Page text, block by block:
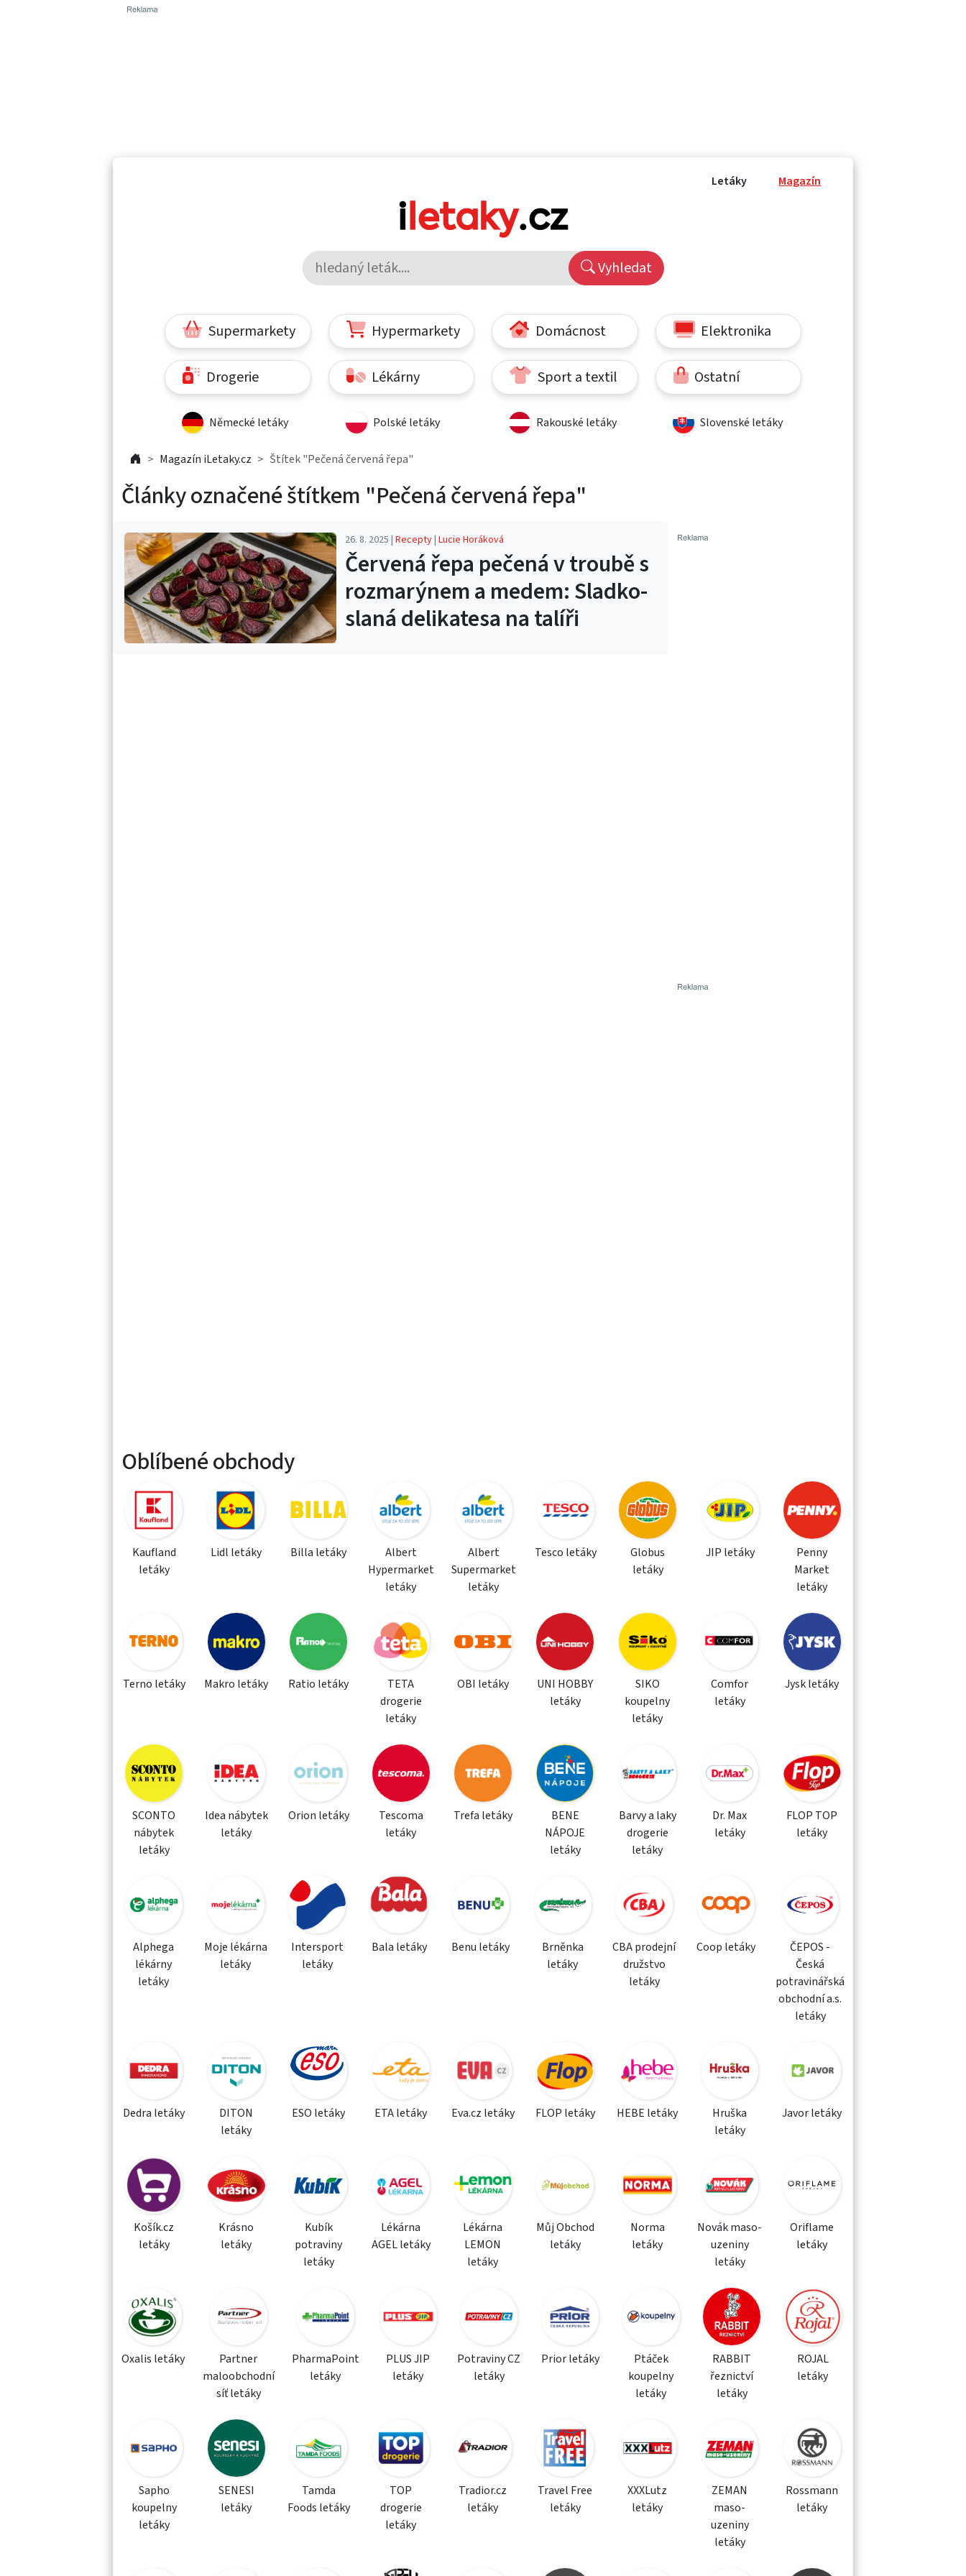
Letáky Magazín
Vyhledat
Supermarkety Hypermarkety Domácnost Elektronika
Drogerie Lékárny Sport a textil Ostatní
Německé letáky Polské letáky Rakouské letáky Slovenské letáky
Magazín iLetaky.cz Štítek "Pečená červená řepa"
Články označené štítkem "Pečená červená řepa"
26. 8. 2025 | Recepty| Lucie Horáková
Červená řepa pečená v troubě s
rozmarýnem a medem: Sladko-
slaná delikatesa na talíři
Oblíbené obchody
Kaufland
letáky
Lidl letáky Billa letáky
Albert
Hypermarket
letáky
Albert
Supermarket
letáky
Tesco letáky
Globus
letáky
JIP letáky
Penny
Market
letáky
Terno letáky Makro letáky Ratio letáky
TETA
drogerie
letáky
OBI letáky
UNI HOBBY
letáky
SIKO
koupelny
letáky
Comfor
letáky
Jysk letáky
SCONTO
nábytek
letáky
Idea nábytek
letáky
Orion letáky
Tescoma
letáky
Trefa letáky
BENE
NÁPOJE
letáky
Barvy a laky
drogerie
letáky
Dr. Max
letáky
FLOP TOP
letáky
Alphega
lékárny
letáky
Moje lékárna
letáky
Intersport
letáky
Bala letáky Benu letáky
Brněnka
letáky
CBA prodejní
družstvo
letáky
Coop letáky
ČEPOS -
Česká
potravinářská
obchodní a.s.
letáky
Dedra letáky
DITON
letáky
ESO letáky ETA letáky Eva.cz letáky FLOP letáky HEBE letáky
Hruška
letáky
Javor letáky
Košík.cz
letáky
Krásno
letáky
Kubík
potraviny
letáky
Lékárna
AGEL letáky
Lékárna
LEMON
letáky
Můj Obchod
letáky
Norma
letáky
Novák maso-
uzeniny
letáky
Oriflame
letáky
Oxalis letáky
Partner
maloobchodní
síť letáky
PharmaPoint
letáky
PLUS JIP
letáky
Potraviny CZ
letáky
Prior letáky
Ptáček
koupelny
letáky
RABBIT
řeznictví
letáky
ROJAL
letáky
Sapho
koupelny
letáky
SENESI
letáky
Tamda
Foods letáky
TOP
drogerie
letáky
Tradior.cz
letáky
Travel Free
letáky
XXXLutz
letáky
ZEMAN
maso-
uzeniny
letáky
Rossmann
letáky